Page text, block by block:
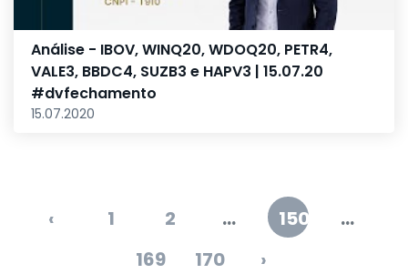
Análise - IBOV, WINQ20, WDOQ20, PETR4,
VALE3, BBDC4, SUZB3 e HAPV3 | 15.07.20
#dvfechamento
15.07.2020
‹ 1 2 ... 150
...
169
170 ›